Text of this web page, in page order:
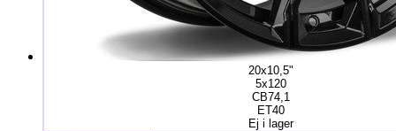
20x10,5"
5x120
CB74,1
ET40
Ej i lager